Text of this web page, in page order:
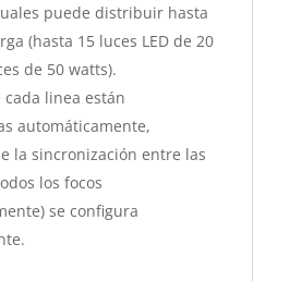
puede distribuir hasta
(hasta 15 luces LED de 20
de 50 watts).
cada linea están
automáticamente,
la sincronización entre las
los focos
se configura